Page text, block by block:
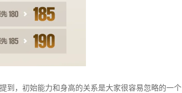
到，初始能力和身高的关系是大家很容易忽略的一个